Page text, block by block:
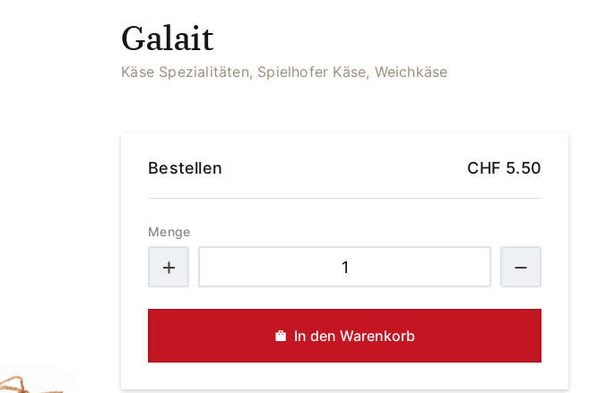
Galait
Käse Spezialitäten, Spielhofer Käse, Weichkäse
Bestellen CHF 5.50
Menge
Menge
In den Warenkorb